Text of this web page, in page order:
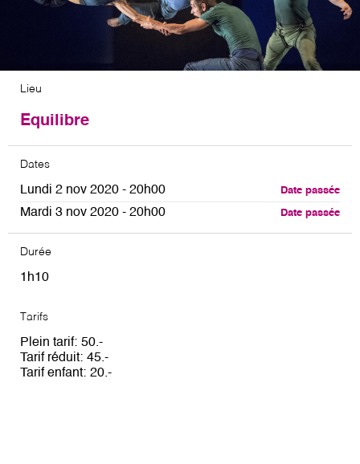
Lieu
Equilibre
Dates
Lundi 2 nov 2020 - 20h00 Date passée
Mardi 3 nov 2020 - 20h00 Date passée
Durée
1h10
Tarifs
Plein tarif 50
Tarif réduit 45
Tarif enfant 20